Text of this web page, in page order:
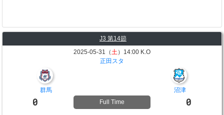
J3 第14節
2025-05-31（土）14:00 K.O
正田スタ
群馬 沼津
0 Full Time 0